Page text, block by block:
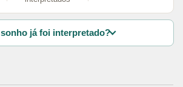
já foi interpretado?